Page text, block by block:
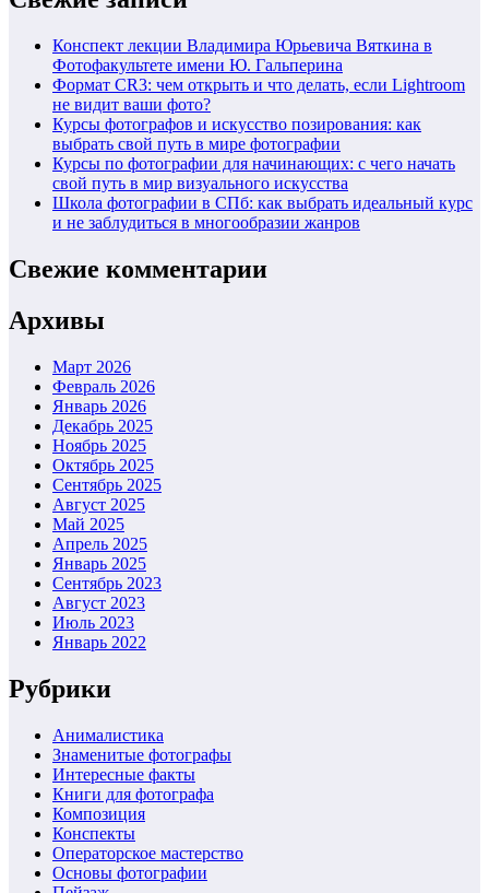
Конспект лекции Владимира Юрьевича Вяткина в
Фотофакультете имени Ю. Гальперина
Формат CR3: чем открыть и что делать, если Lightroom
не видит ваши фото?
Курсы фотографов и искусство позирования: как
выбрать свой путь в мире фотографии
Курсы по фотографии для начинающих: с чего начать
свой путь в мир визуального искусства
Школа фотографии в СПб: как выбрать идеальный курс
и не заблудиться в многообразии жанров
Свежие комментарии
Архивы
Март 2026
Февраль 2026
Январь 2026
Декабрь 2025
Ноябрь 2025
Октябрь 2025
Сентябрь 2025
Август 2025
Май 2025
Апрель 2025
Январь 2025
Сентябрь 2023
Август 2023
Июль 2023
Январь 2022
Рубрики
Анималистика
Знаменитые фотографы
Интересные факты
Книги для фотографа
Композиция
Конспекты
Операторское мастерство
Основы фотографии